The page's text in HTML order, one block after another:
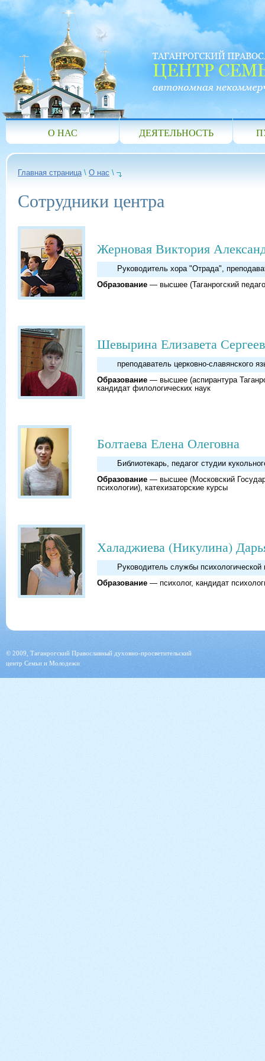
О НАС ДЕЯТЕЛЬНОСТЬ
Главная страница\ О нас \
Сотрудники центра
Жерновая Виктория
Руководитель хора "Отрада",
Образование — высшее (Таганрогский
Шевырина Елизавета
преподаватель церковно-славянского
Образование — высшее (аспирантура
кандидат филологических наук
Болтаева Елена Олеговна
Библиотекарь, педагог студии
Образование — высшее (Московский
психологии), катехизаторские курсы
Халаджиева (Никулина)
Руководитель службы
Образование — психолог, кандидат
© 2009, Таганрогский Православный духовно-просветительский
центр Семьи и Молодежи